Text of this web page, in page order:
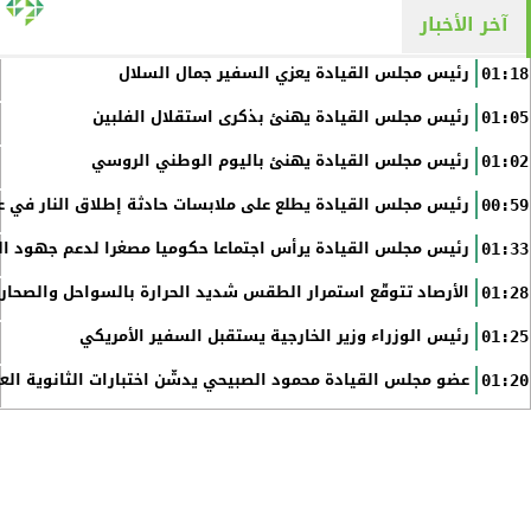
آخر الأخبار
01:18 رئيس مجلس القيادة يعزي السفير جمال السلال
01:05 رئيس مجلس القيادة يهنئ بذكرى استقلال الفلبين
01:02 رئيس مجلس القيادة يهنئ باليوم الوطني الروسي
00:59 رئيس مجلس القيادة يطلع على ملابسات حادثة إطلاق النار في
01:33 رئيس مجلس القيادة يرأس اجتماعا حكوميا مصغرا لدعم جهود
01:28 الأرصاد تتوقّع استمرار الطقس شديد الحرارة بالسواحل
01:25 رئيس الوزراء وزير الخارجية يستقبل السفير الأمريكي
01:20 عضو مجلس القيادة محمود الصبيحي يدشّن اختبارات الثانوية